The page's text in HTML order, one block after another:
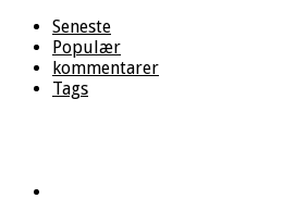
Seneste
Populær
kommentarer
Tags